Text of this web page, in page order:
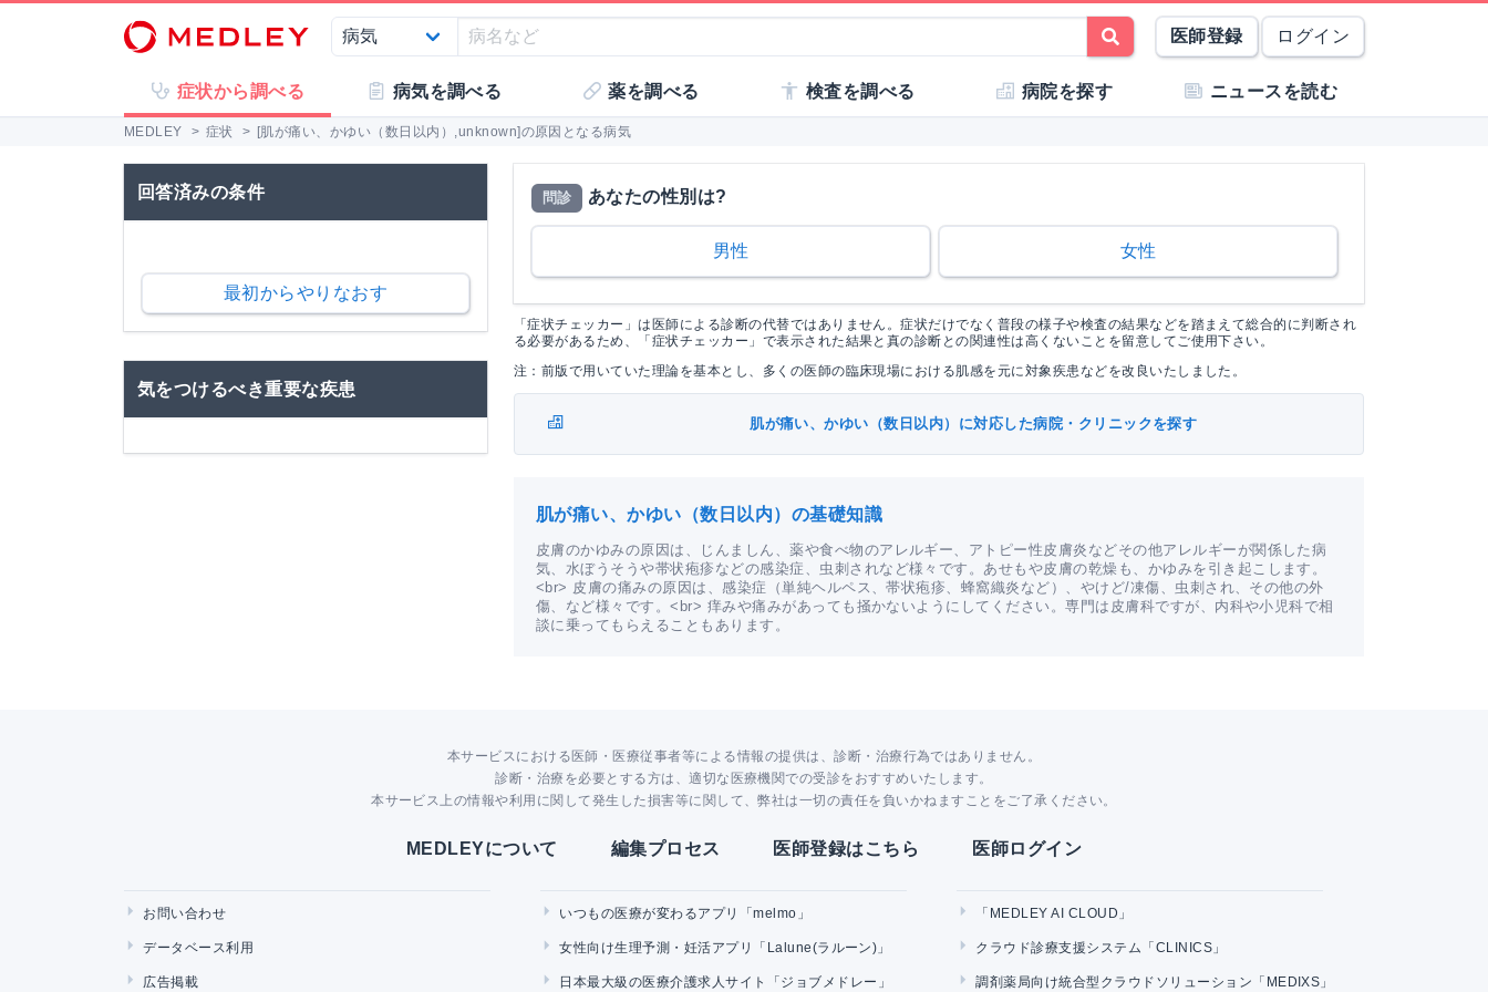
医師登録 ログイン
症状から調べる 病気を調べる 薬を調べる 検査を調べる 病院を探す ニュースを読む
MEDLEY > 症状 > [肌が痛い、かゆい（数日以内）,unknown]の原因となる病気
回答済みの条件
最初からやりなおす
気をつけるべき重要な疾患
問診 あなたの性別は?
男性 女性
「症状チェッカー」は医師による診断の代替ではありません。症状だけでなく普段の様子や検査の結果などを踏まえて総合的に判断され
る必要があるため、「症状チェッカー」で表示された結果と真の診断との関連性は高くないことを留意してご使用下さい。
注：前版で用いていた理論を基本とし、多くの医師の臨床現場における肌感を元に対象疾患などを改良いたしました。
肌が痛い、かゆい（数日以内）に対応した病院・クリニックを探す
肌が痛い、かゆい（数日以内）の基礎知識
皮膚のかゆみの原因は、じんましん、薬や食べ物のアレルギー、アトピー性皮膚炎などその他アレルギーが関係した病
気、水ぼうそうや帯状疱疹などの感染症、虫刺されなど様々です。あせもや皮膚の乾燥も、かゆみを引き起こします。
<br> 皮膚の痛みの原因は、感染症（単純ヘルペス、帯状疱疹、蜂窩織炎など）、やけど/凍傷、虫刺され、その他の外
傷、など様々です。<br> 痒みや痛みがあっても掻かないようにしてください。専門は皮膚科ですが、内科や小児科で相
談に乗ってもらえることもあります。
本サービスにおける医師・医療従事者等による情報の提供は、診断・治療行為ではありません。
診断・治療を必要とする方は、適切な医療機関での受診をおすすめいたします。
本サービス上の情報や利用に関して発生した損害等に関して、弊社は一切の責任を負いかねますことをご了承ください。
MEDLEYについて 編集プロセス 医師登録はこちら 医師ログイン
お問い合わせ
データベース利用
広告掲載
いつもの医療が変わるアプリ「melmo」
女性向け生理予測・妊活アプリ「Lalune(ラルーン)」
日本最大級の医療介護求人サイト「ジョブメドレー」
「MEDLEY AI CLOUD」
クラウド診療支援システム「CLINICS」
調剤薬局向け統合型クラウドソリューション「MEDIXS」